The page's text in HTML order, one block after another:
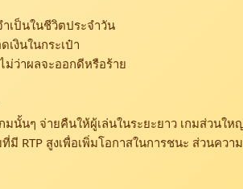
ำเป็นในชีวิตประจำวัน
งินในกระเป๋า
ว่าผลจะออกดีหรือร้าย
มนั้นๆ จ่ายคืนให้ผู้เล่นในระยะยาว เกมส่วนให
มี RTP สูงเพื่อเพิ่มโอกาสในการชนะ ส่วนคว